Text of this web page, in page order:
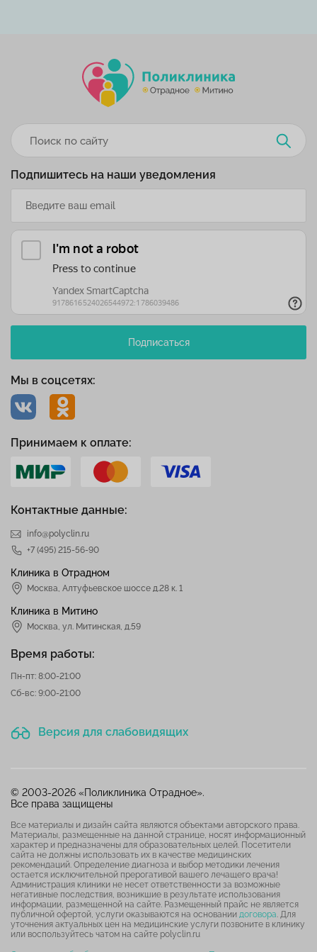
Контактные данные:
info@polyclin.ru
+7 (495) 215-56-90
Клиника в Отрадном
Москва, Алтуфьевское шоссе д.28 к. 1
Клиника в Митино
Москва, ул. Митинская, д.59
Время работы:
Пн-пт: 8:00-21:00
Сб-вс: 9:00-21:00
Мы в соцсетях:
Подпишитесь на наши уведомления
Подписаться
Версия для слабовидящих
Принимаем к оплате:
© 2003-2026 «Поликлиника Отрадное».
Все права защищены
Все материалы и дизайн сайта являются объектами авторского права.
Материалы, размещенные на данной странице, носят информационный
характер и предназначены для образовательных целей. Посетители
сайта не должны использовать их в качестве медицинских
рекомендаций. Определение диагноза и выбор методики лечения
остается исключительной прерогативой вашего лечащего врача!
Администрация клиники не несет ответственности за возможные
негативные последствия, возникшие в результате использования
информации, размещенной на сайте. Размещенный прайс не является
публичной офертой, услуги оказываются на основании договора. Для
уточнения актуальных цен на медицинские услуги позвоните в клинику
или воспользуйтесь чатом на сайте polyclin.ru